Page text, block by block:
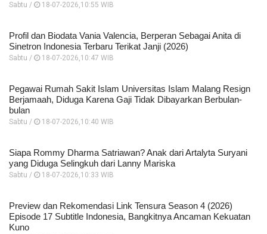
Sabtu / 18-07-2026,10:55 WIB
Profil dan Biodata Vania Valencia, Berperan Sebagai Anita di
Sinetron Indonesia Terbaru Terikat Janji (2026)
Sabtu / 18-07-2026,10:47 WIB
Pegawai Rumah Sakit Islam Universitas Islam Malang Resign
Berjamaah, Diduga Karena Gaji Tidak Dibayarkan Berbulan-
bulan
Sabtu / 18-07-2026,10:40 WIB
Siapa Rommy Dharma Satriawan? Anak dari Artalyta Suryani
yang Diduga Selingkuh dari Lanny Mariska
Sabtu / 18-07-2026,10:33 WIB
Preview dan Rekomendasi Link Tensura Season 4 (2026)
Episode 17 Subtitle Indonesia, Bangkitnya Ancaman Kekuatan
Kuno